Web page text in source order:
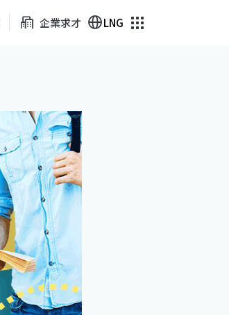
企業求才 LNG